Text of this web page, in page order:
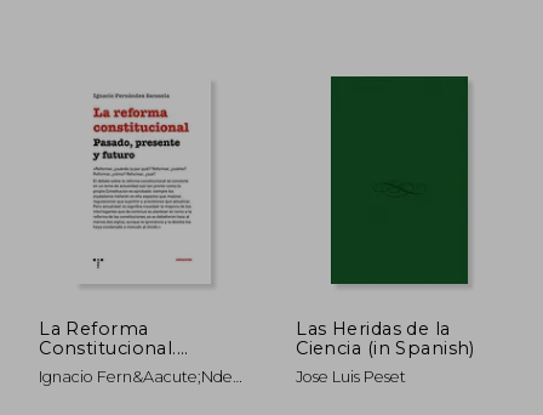
La Reforma
Constitucional.
Pasado, Presente y
Futuro (Trea Ensayos)
Ignacio Fern&Aacute;Ndez
Las Heridas de la
Ciencia (in Spanish)
Jose Luis Peset